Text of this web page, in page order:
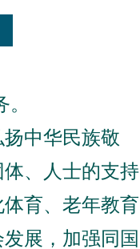
中华民族敬
、人士的支持
育、老年教育
展，加强同国